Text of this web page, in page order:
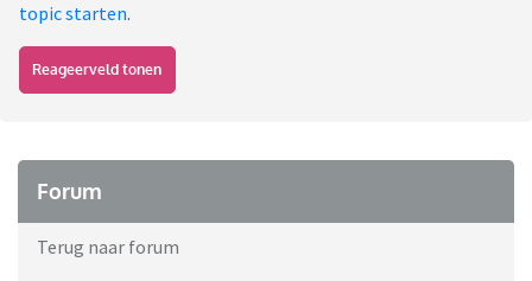
topic starten.
Reageerveld tonen
Forum
Terug naar forum